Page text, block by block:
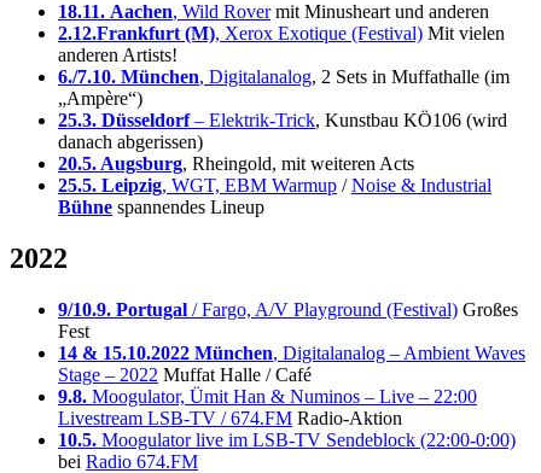
18.11. Aachen, Wild Rovermit Minusheart und anderen
2.12.Frankfurt (M), Xerox Exotique (Festival) Mit vielen
anderen Artists!
6./7.10. München, Digitalanalog, 2 Sets in Muffathalle (im
„Ampère“)
25.3. Düsseldorf– Elektrik-Trick, Kunstbau KÖ106 (wird
danach abgerissen)
20.5. Augsburg, Rheingold, mit weiteren Acts
25.5. Leipzig, WGT, EBM Warmup /Noise & Industrial
Bühne spannendes Lineup
2022
9/10.9. Portugal / Fargo, A/V Playground (Festival) Großes
Fest
14 & 15.10.2022 München, Digitalanalog – Ambient Waves
Stage – 2022 Muffat Halle / Café
9.8. Moogulator, Ümit Han & Numinos – Live – 22:00
Livestream LSB-TV / 674.FM Radio-Aktion
10.5. Moogulator live im LSB-TV Sendeblock (22:00-0:00)
bei Radio 674.FM